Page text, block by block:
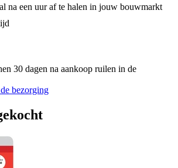
na een uur af te halen in jouw bouwmarkt
30 dagen na aankoop ruilen in de
bezorging